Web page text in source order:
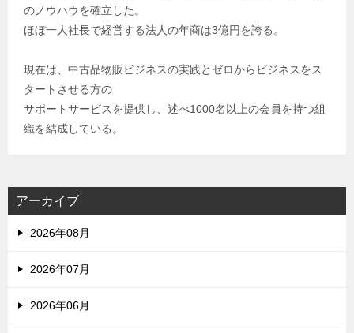
のノウハウを確立した。
ほぼ一人社長で経営する法人の年商は3億円を誇る。
現在は、中古品物販ビジネスの実践とゼロからビジネスをス
タートさせる方の
サポートサービスを提供し、述べ1000名以上の会員を持つ組
織を結成している。
アーカイブ
2026年08月
2026年07月
2026年06月